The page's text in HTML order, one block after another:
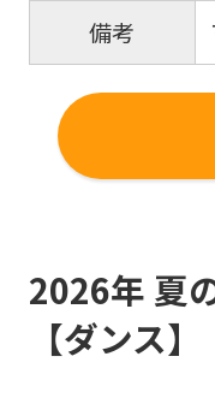
備考
2026年 夏
【ダンス】